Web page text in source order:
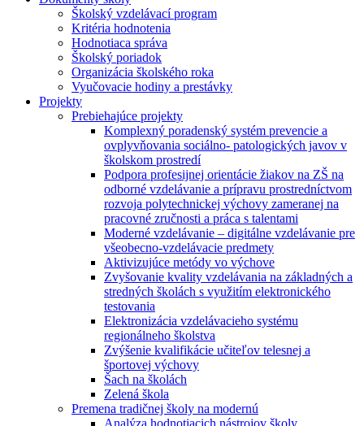
Školský vzdelávací program
Kritéria hodnotenia
Hodnotiaca správa
Školský poriadok
Organizácia školského roka
Vyučovacie hodiny a prestávky
Projekty
Prebiehajúce projekty
Komplexný poradenský systém prevencie a
ovplyvňovania sociálno- patologických javov v
školskom prostredí
Podpora profesijnej orientácie žiakov na ZŠ na
odborné vzdelávanie a prípravu prostredníctvom
rozvoja polytechnickej výchovy zameranej na
pracovné zručnosti a práca s talentami
Moderné vzdelávanie – digitálne vzdelávanie pre
všeobecno-vzdelávacie predmety
Aktivizujúce metódy vo výchove
Zvyšovanie kvality vzdelávania na základných a
stredných školách s využitím elektronického
testovania
Elektronizácia vzdelávacieho systému
regionálneho školstva
Zvýšenie kvalifikácie učiteľov telesnej a
športovej výchovy
Šach na školách
Zelená škola
Premena tradičnej školy na modernú
Analýza hodnotiacich nástrojov školy